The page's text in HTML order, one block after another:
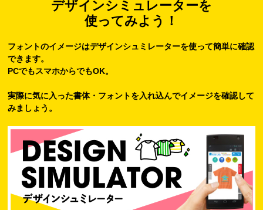
デザインシミュレーターを
使ってみよう！
フォントのイメージはデザインシュミレーターを使って簡単に確認
できます。
PCでもスマホからでもOK。
実際に気に入った書体・フォントを入れ込んでイメージを確認して
みましょう。